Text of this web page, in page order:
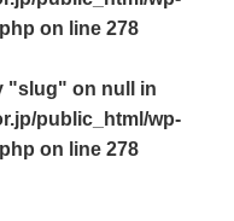
on line 278
"slug" on null in
public_html/wp-
on line 278